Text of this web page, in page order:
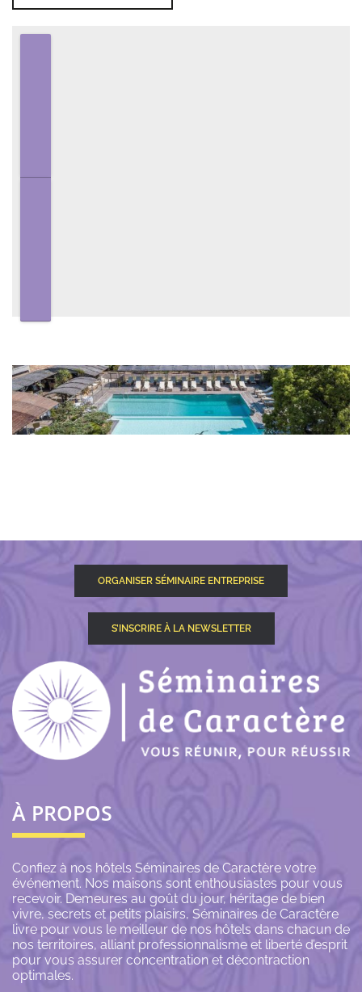
ORGANISER SÉMINAIRE ENTREPRISE
S’INSCRIRE À LA NEWSLETTER
À PROPOS
Confiez à nos hôtels Séminaires de Caractère votre
événement. Nos maisons sont enthousiastes pour vous
recevoir. Demeures au goût du jour, héritage de bien
vivre, secrets et petits plaisirs, Séminaires de Caractère
livre pour vous le meilleur de nos hôtels dans chacun de
nos territoires, alliant professionnalisme et liberté d’esprit
pour vous assurer concentration et décontraction
optimales.